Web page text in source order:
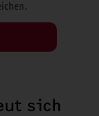
sich